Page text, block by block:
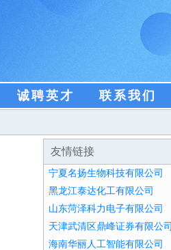
诚聘英才 联系我们
友情链接
宁夏名扬生物科技有限公司
黑龙江泰达化工有限公司
山东菏泽科力电子有限公司
天津武清区鼎峰证券有限公司
海南华丽人工智能有限公司